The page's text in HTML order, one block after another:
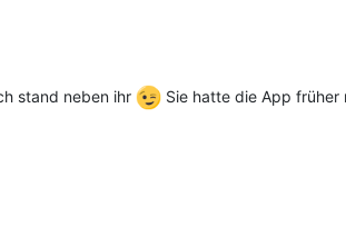
stand neben ihr
Sie hatte die App